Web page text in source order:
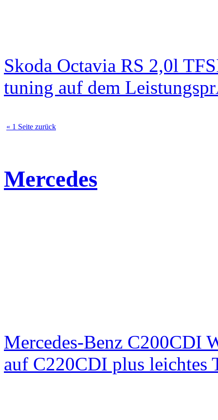
Skoda Octavia RS 2,0l
tuning auf dem
« 1 Seite zurück
Mercedes
Mercedes-Benz C200CDI
auf C220CDI plus